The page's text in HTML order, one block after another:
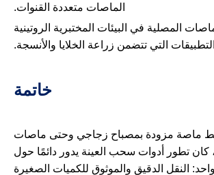
الماصات متعددة القنوات.
المصلية في البيئات المختبرية الروتينية
التي تتضمن زراعة الخلايا والأنسجة.
خاتمة
ماصة مزودة بمصباح زجاجي وحتى ماصات
كان تطور أدوات سحب العينة يدور دائمًا حول
النقل الدقيق والموثوق للكميات الصغيرة